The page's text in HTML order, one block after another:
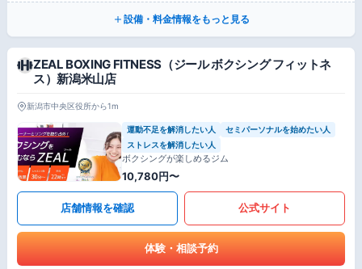
設備・料金情報をもっと見る
ZEAL BOXING FITNESS（ジール ボクシング フィットネ
ス）新潟米山店
新潟市中央区役所から1m
運動不足を解消したい人
セミパーソナルを始めたい人
ストレスを解消したい人
ボクシングが楽しめるジム
10,780円〜
店舗情報を確認 公式サイト
体験・相談予約